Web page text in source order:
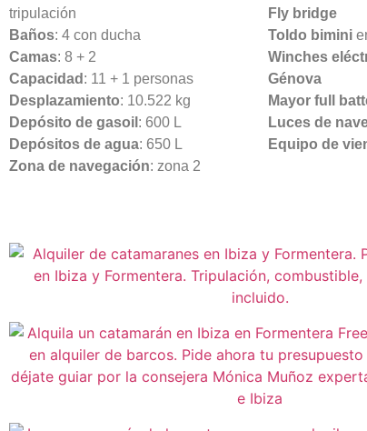
tripulación
Baños: 4 con ducha
Camas: 8 + 2
Capacidad : 11 + 1 personas
Desplazamiento: 10.522 kg
Depósito de gasoil : 600 L
Depósitos de agua: 650 L
Zona de navegación: zona 2
Fly bridge
Toldo bimini
Winches
Génova
Mayor full
Luces de
Equipo de